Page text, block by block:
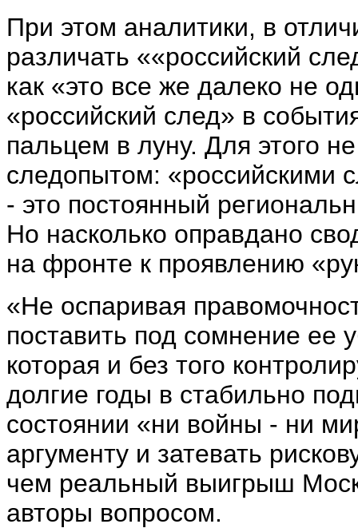
При этом аналитики, в
различать ««российский
как «это все же далеко не
«российский след» в
пальцем в луну. Для этого
следопытом: «российскими
- это постоянный
Но насколько оправдано
на фронте к проявлению
«Не оспаривая
поставить под сомнение ее
которая и без того
долгие годы в стабильно
состоянии «ни войны - ни
аргументу и затевать
чем реальный выигрыш
авторы вопросом.